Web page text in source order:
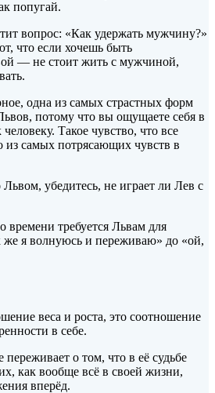
попугай.
вопрос: «Как удержать мужчину?»
что если хочешь быть
— не стоит жить с мужчиной,
одна из самых страстных форм
потому что вы ощущаете себя в
Такое чувство, что все
из самых потрясающих чувств в
убедитесь, не играет ли Лев с
времени требуется Львам для
же я волнуюсь и переживаю» до «ой,
веса и роста, это соотношение
в себе.
переживает о том, что в её судьбе
как вообще всё в своей жизни,
вперёд.